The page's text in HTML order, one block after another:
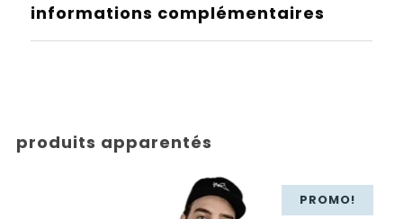
informations complémentaires
produits apparentés
PROMO!